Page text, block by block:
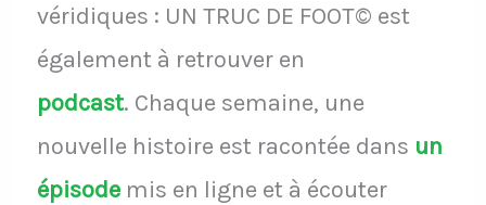
véridiques : UN TRUC DE FOOT© est
également à retrouver en
podcast. Chaque semaine, une
nouvelle histoire est racontée dans un
épisodemis en ligne et à écouter